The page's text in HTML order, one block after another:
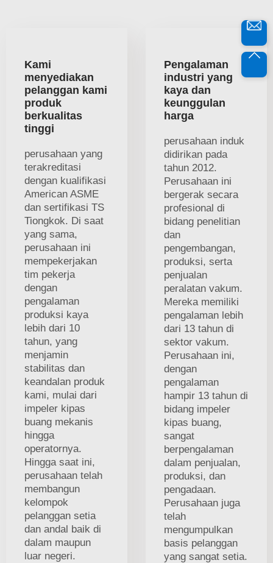
Kami
menyediakan
pelanggan kami
produk
berkualitas
tinggi
perusahaan yang
terakreditasi
dengan kualifikasi
American ASME
dan sertifikasi TS
Tiongkok. Di saat
yang sama,
perusahaan ini
mempekerjakan
tim pekerja
dengan
pengalaman
produksi kaya
lebih dari 10
tahun, yang
menjamin
stabilitas dan
keandalan produk
kami, mulai dari
impeler kipas
buang mekanis
hingga
operatornya.
Hingga saat ini,
perusahaan telah
membangun
kelompok
pelanggan setia
dan andal baik di
dalam maupun
luar negeri.
Pengalaman
industri yang
kaya dan
keunggulan
harga
perusahaan induk
didirikan pada
tahun 2012.
Perusahaan ini
bergerak secara
profesional di
bidang penelitian
dan
pengembangan,
produksi, serta
penjualan
peralatan vakum.
Mereka memiliki
pengalaman lebih
dari 13 tahun di
sektor vakum.
Perusahaan ini,
dengan
pengalaman
hampir 13 tahun di
bidang impeler
kipas buang,
sangat
berpengalaman
dalam penjualan,
produksi, dan
pengadaan.
Perusahaan juga
telah
mengumpulkan
basis pelanggan
yang sangat setia.